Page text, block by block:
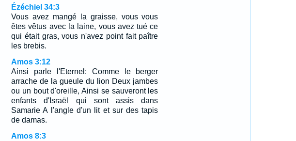
Ézéchiel 34:3
Vous avez mangé la graisse, vous vous
êtes vêtus avec la laine, vous avez tué ce
qui était gras, vous n'avez point fait paître
les brebis.
Amos 3:12
Ainsi parle l'Eternel: Comme le berger
arrache de la gueule du lion Deux jambes
ou un bout d'oreille, Ainsi se sauveront les
enfants d'Israël qui sont assis dans
Samarie A l'angle d'un lit et sur des tapis
de damas.
Amos 8:3